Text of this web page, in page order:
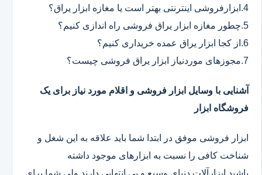
4.ابزارفروشی اینترنتی بهتر است یا مغازه ابزار یراق؟
5.چطور مغازه ابزار یراق فروشی راه اندازی کنیم؟
6.از کجا ابزار یراق عمده خریداری کنیم؟
7.مجوزهای موردنیاز ابزار یراق فروشی چیست؟
آشنایی با وسایل ابزار فروشی و اقلام مورد نیاز برای یک
فروشگاه ابزار
ابزار فروشی موفق در ابتدا شما باید علاقه به این شغل و
شناخت کافی را نسبت به ابزارهای موجود داشته
باشید.ابزارآلات دنیای وسیع و بی انتهایی دارند ولی شما برای